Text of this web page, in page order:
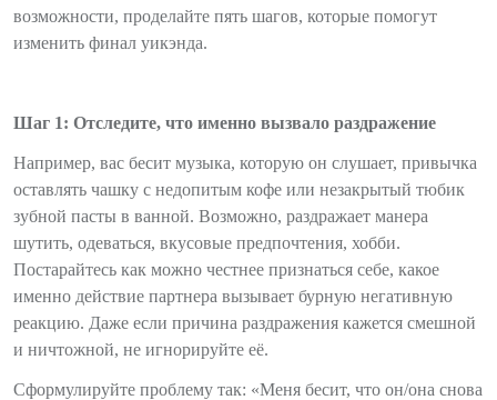
возможности, проделайте пять шагов, которые помогут
изменить финал уикэнда.
Шаг 1: Отследите, что именно вызвало раздражение
Например, вас бесит музыка, которую он слушает, привычка
оставлять чашку с недопитым кофе или незакрытый тюбик
зубной пасты в ванной. Возможно, раздражает манера
шутить, одеваться, вкусовые предпочтения, хобби.
Постарайтесь как можно честнее признаться себе, какое
именно действие партнера вызывает бурную негативную
реакцию. Даже если причина раздражения кажется смешной
и ничтожной, не игнорируйте её.
Сформулируйте проблему так: «Меня бесит, что он/она снова